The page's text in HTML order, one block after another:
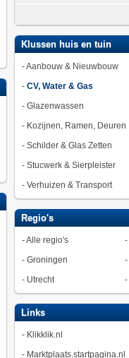
Klussen huis en tuin
-Aanbouw & Nieuwbouw
- CV, Water & Gas
- Glazenwassen
- Kozijnen, Ramen, Deuren
- Schilder & Glas Zetten
- Stucwerk & Sierpleister
- Verhuizen & Transport
Regio's
-Alle regio's -
- Groningen -
- Utrecht -
Links
- Klikklik.nl
- Marktplaats.startpagina.nl